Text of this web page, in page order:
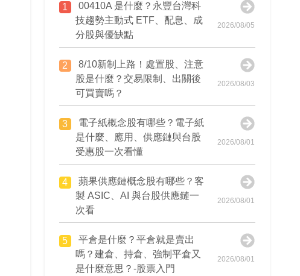
1
00410A 是什麼？永豐台灣科
技趨勢主動式 ETF、配息、成
分股與優缺點
2026/08/05
2
8/10新制上路！處置股、注意
股是什麼？交易限制、出關後
可買賣嗎？
2026/08/03
3
電子紙概念股有哪些？電子紙
是什麼、應用、供應鏈與台股
受惠股一次看懂
2026/08/01
4
蘋果供應鏈概念股有哪些？客
製 ASIC、AI 與台股供應鏈一
次看
2026/08/01
5
平倉是什麼？平倉就是賣出
嗎？建倉、持倉、強制平倉又
是什麼意思？-股票入門
2026/08/01